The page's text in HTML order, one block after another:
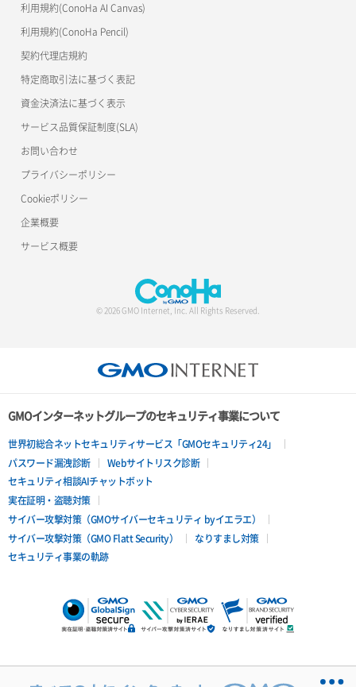
利用規約(ConoHa AI Canvas)
利用規約(ConoHa Pencil)
契約代理店規約
特定商取引法に基づく表記
資金決済法に基づく表示
サービス品質保証制度(SLA)
お問い合わせ
プライバシーポリシー
Cookieポリシー
企業概要
サービス概要
© 2026 GMO Internet, Inc. All Rights Reserved.
GMOインターネットグループのセキュリティ事業について
世界初総合ネットセキュリティサービス「GMOセキュリティ24」
パスワード漏洩診断
Webサイトリスク診断
セキュリティ相談AIチャットボット
実在証明・盗聴対策
サイバー攻撃対策（GMOサイバーセキュリティ byイエラエ）
サイバー攻撃対策（GMO Flatt Security）
なりすまし対策
セキュリティ事業の軌跡